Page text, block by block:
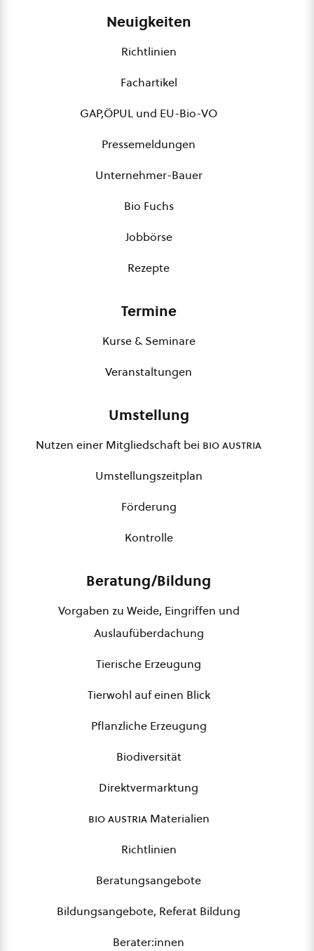
Neuigkeiten
Richtlinien
Fachartikel
GAP,ÖPUL und EU-Bio-VO
Pressemeldungen
Unternehmer-Bauer
Bio Fuchs
Jobbörse
Rezepte
Termine
Kurse & Seminare
Veranstaltungen
Umstellung
Nutzen einer Mitgliedschaft bei bio austria
Umstellungszeitplan
Förderung
Kontrolle
Beratung/Bildung
Vorgaben zu Weide, Eingriffen und
Auslaufüberdachung
Tierische Erzeugung
Tierwohl auf einen Blick
Pflanzliche Erzeugung
Biodiversität
Direktvermarktung
bio austriaMaterialien
Richtlinien
Beratungsangebote
Bildungsangebote, Referat Bildung
Berater:innen